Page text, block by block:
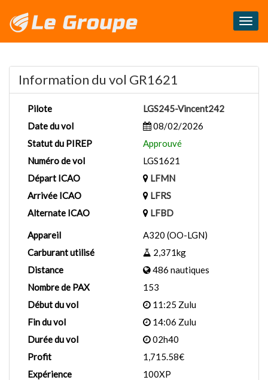
Information du vol GR1621
Pilote
LGS245-Vincent242
Date du vol
08/02/2026
Statut du PIREP
Approuvé
Numéro de vol
LGS1621
Départ ICAO
LFMN
Arrivée ICAO
LFRS
Alternate ICAO
LFBD
Appareil
A320 (OO-LGN)
Carburant utilisé
2,371kg
Distance
486 nautiques
Nombre de PAX
153
Début du vol
11:25 Zulu
Fin du vol
14:06 Zulu
Durée du vol
02h40
Profit
1,715.58€
Expérience
100XP